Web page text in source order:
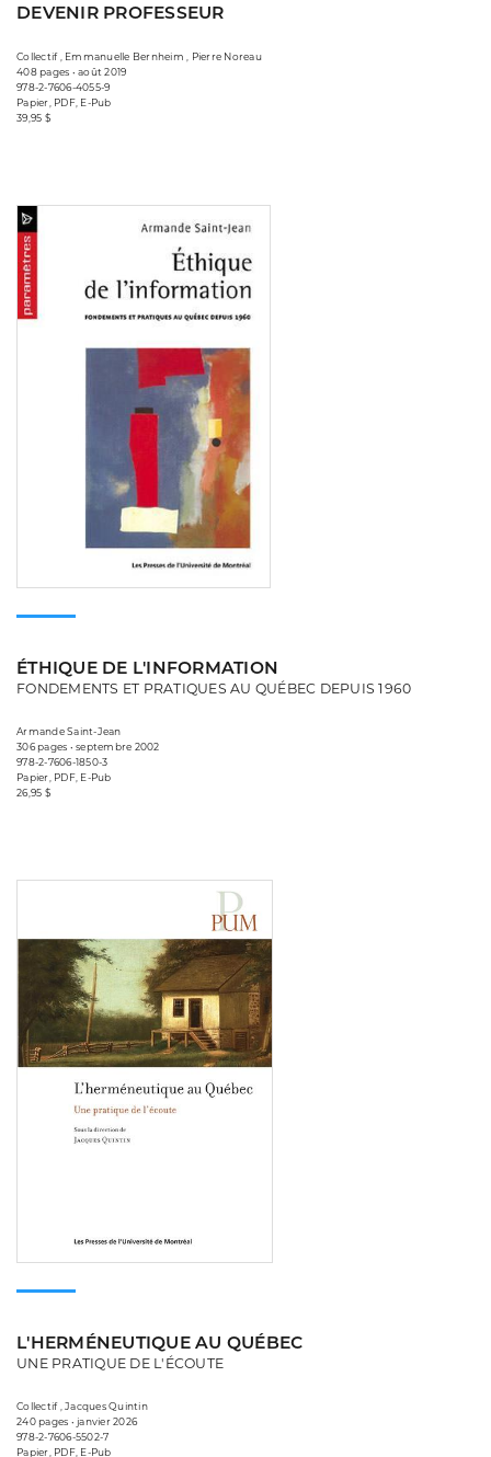
DEVENIR PROFESSEUR
Collectif , Emmanuelle Bernheim , Pierre Noreau
408 pages • août 2019
978-2-7606-4055-9
Papier, PDF, E-Pub
39,95 $
ÉTHIQUE DE L'INFORMATION
FONDEMENTS ET PRATIQUES AU QUÉBEC DEPUIS 1960
Armande Saint-Jean
306 pages • septembre 2002
978-2-7606-1850-3
Papier, PDF, E-Pub
26,95 $
L'HERMÉNEUTIQUE AU QUÉBEC
UNE PRATIQUE DE L'ÉCOUTE
Collectif , Jacques Quintin
240 pages • janvier 2026
978-2-7606-5502-7
Papier, PDF, E-Pub